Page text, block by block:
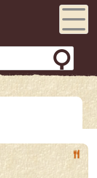
e
navig
ation